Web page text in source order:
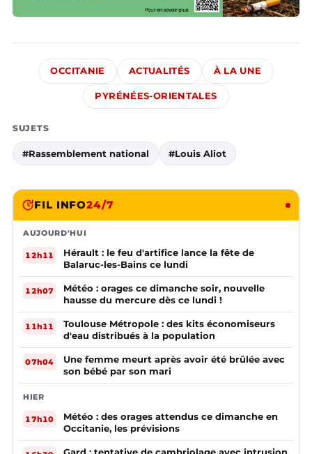
OCCITANIE ACTUALITÉS À LA UNE
PYRÉNÉES-ORIENTALES
SUJETS
#Rassemblement national #Louis Aliot
FIL INFO24/7
AUJOURD'HUI
12h11
Hérault : le feu d'artifice lance la fête de
Balaruc-les-Bains ce lundi
12h07
Météo : orages ce dimanche soir, nouvelle
hausse du mercure dès ce lundi !
11h11
Toulouse Métropole : des kits économiseurs
d'eau distribués à la population
07h04
Une femme meurt après avoir été brûlée avec
son bébé par son mari
HIER
17h10
Météo : des orages attendus ce dimanche en
Occitanie, les prévisions